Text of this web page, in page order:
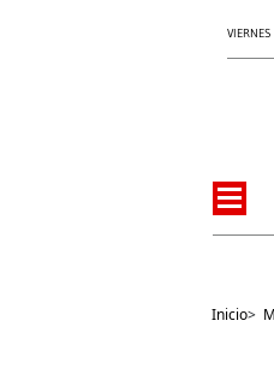
Inicio>